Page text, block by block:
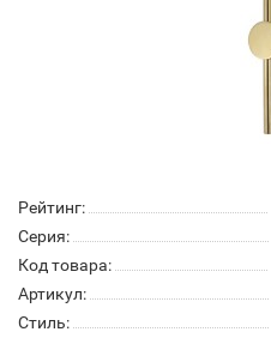
Рейтинг:
Серия:
Код товара:
Артикул:
Стиль: